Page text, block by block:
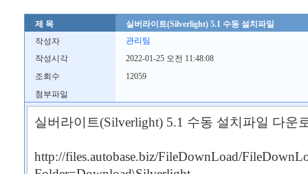
제 목
실버라이트(Silverlight) 5.1 수동 설치파일
작성자
관리팀
작성시각
2022-01-25 오전 11:48:08
조회수
12059
첨부파일